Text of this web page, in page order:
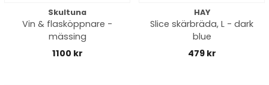
Skultuna
Vin & flasköppnare -
mässing
1100 kr
HAY
Slice skärbräda, L - dark
blue
479 kr